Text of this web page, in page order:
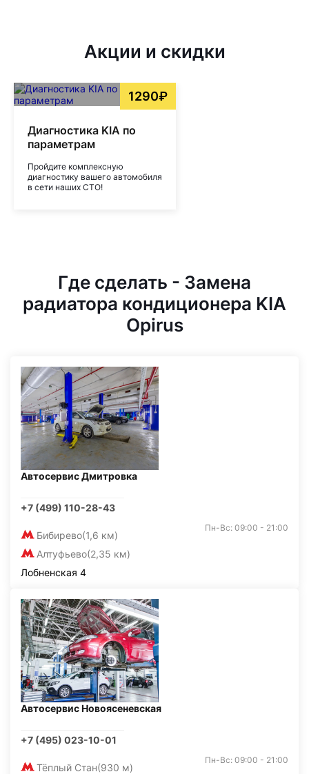
Акции и скидки
1290₽
Диагностика KIA по
параметрам
Пройдите комплексную
диагностику вашего автомобиля
в сети наших СТО!
Где сделать - Замена
радиатора кондиционера KIA
Opirus
Автосервис Дмитровка
+7 (499) 110-28-43
Бибирево(1,6 км)
Алтуфьево(2,35 км)
Пн-Вс: 09:00 - 21:00
Лобненская 4
Автосервис Новоясеневская
+7 (495) 023-10-01
Тёплый Стан(930 м)
Пн-Вс: 09:00 - 21:00